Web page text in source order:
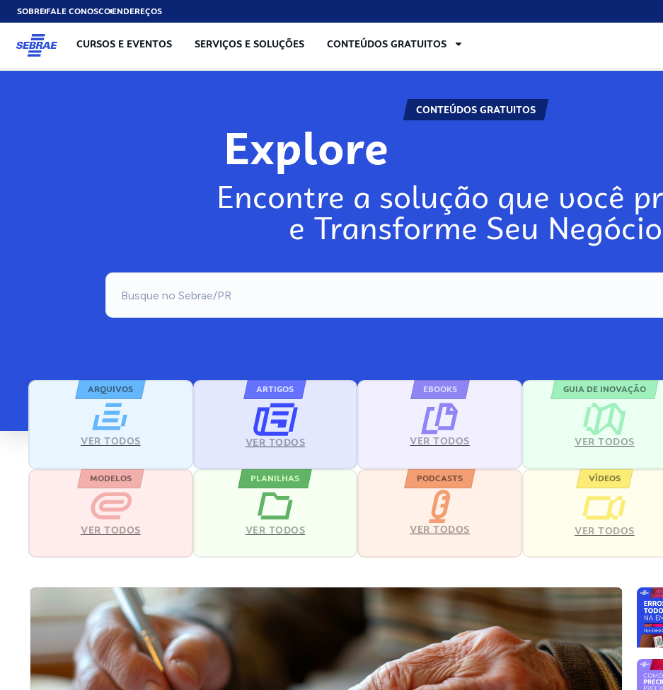
SOBREFALE CONOSCOENDEREÇOS
CURSOS E EVENTOS SERVIÇOS E SOLUÇÕES CONTEÚDOS GRATUITOS
CONTEÚDOS GRATUITOS
Explore
Encontre a solução que você
e Transforme Seu Negócio
ARQUIVOS
VER TODOS
ARTIGOS
VER TODOS
EBOOKS
VER TODOS
GUIA DE INOVAÇÃO
VER TODOS
MODELOS
VER TODOS
PLANILHAS
VER TODOS
PODCASTS
VER TODOS
VÍDEOS
VER TODOS